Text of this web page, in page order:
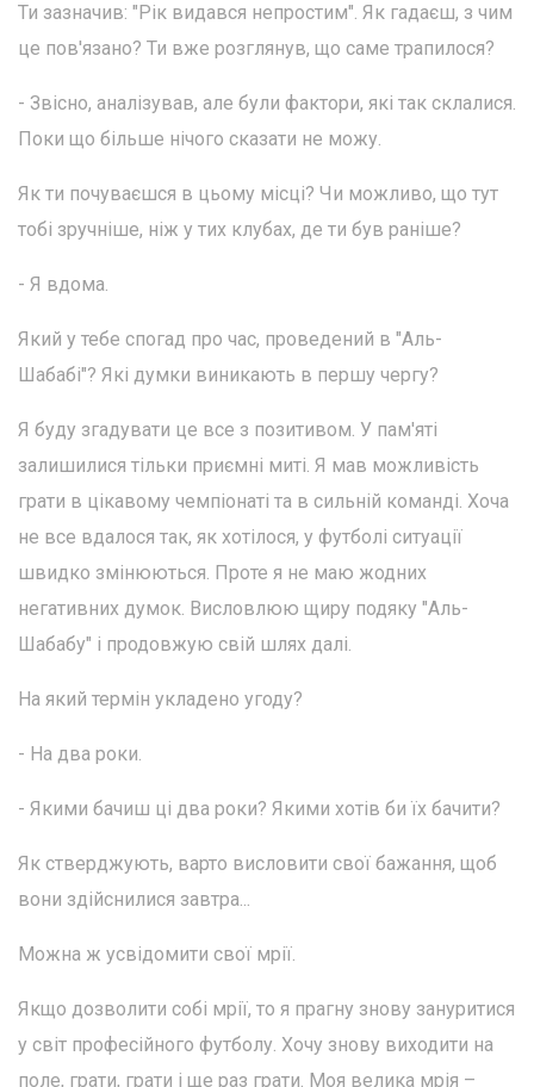
Ти зазначив: "Рік видався непростим". Як гадаєш, з чим
це пов'язано? Ти вже розглянув, що саме трапилося?
- Звісно, аналізував, але були фактори, які так склалися.
Поки що більше нічого сказати не можу.
Як ти почуваєшся в цьому місці? Чи можливо, що тут
тобі зручніше, ніж у тих клубах, де ти був раніше?
- Я вдома.
Який у тебе спогад про час, проведений в "Аль-
Шабабі"? Які думки виникають в першу чергу?
Я буду згадувати це все з позитивом. У пам'яті
залишилися тільки приємні миті. Я мав можливість
грати в цікавому чемпіонаті та в сильній команді. Хоча
не все вдалося так, як хотілося, у футболі ситуації
швидко змінюються. Проте я не маю жодних
негативних думок. Висловлюю щиру подяку "Аль-
Шабабу" і продовжую свій шлях далі.
На який термін укладено угоду?
- На два роки.
- Якими бачиш ці два роки? Якими хотів би їх бачити?
Як стверджують, варто висловити свої бажання, щоб
вони здійснилися завтра...
Можна ж усвідомити свої мрії.
Якщо дозволити собі мрії, то я прагну знову зануритися
у світ професійного футболу. Хочу знову виходити на
поле, грати, грати і ще раз грати. Моя велика мрія –